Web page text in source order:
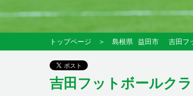
トップページ ＞ 島根県 益田市 吉田フ
吉田フットボールク